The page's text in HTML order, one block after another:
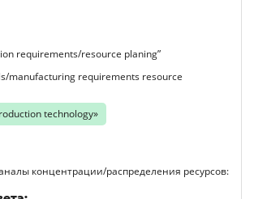
requirements/resource planing”
manufacturing requirements resource
technology»
концентрации/распределения ресурсов: